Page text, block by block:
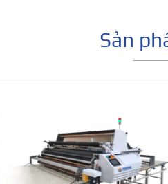
Sản